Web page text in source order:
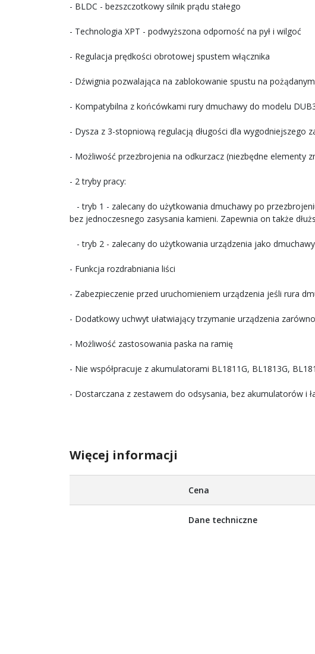
- BLDC - bezszczotkowy silnik prądu stałego
- Technologia XPT - podwyższona odporność na pył i wilgoć
- Regulacja prędkości obrotowej spustem włącznika
- Dźwignia pozwalająca na zablokowanie spustu na
- Kompatybilna z końcówkami rury dmuchawy do modelu
- Dysza z 3-stopniową regulacją długości dla wygodniejszego
- Możliwość przezbrojenia na odkurzacz (niezbędne elementy
- 2 tryby pracy:
- tryb 1 - zalecany do użytkowania dmuchawy po
bez jednoczesnego zasysania kamieni. Zapewnia on także
- tryb 2 - zalecany do użytkowania urządzenia jako
- Funkcja rozdrabniania liści
- Zabezpieczenie przed uruchomieniem urządzenia jeśli rura
- Dodatkowy uchwyt ułatwiający trzymanie urządzenia
- Możliwość zastosowania paska na ramię
- Nie współpracuje z akumulatorami BL1811G, BL1813G,
- Dostarczana z zestawem do odsysania, bez akumulatorów i
Więcej informacji
Cena
Dane techniczne